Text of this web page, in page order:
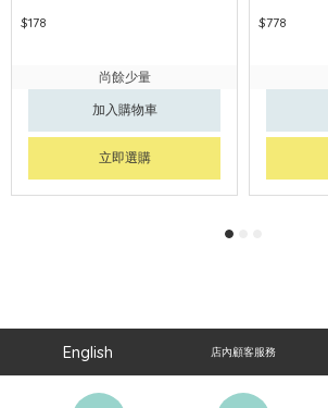
$178
尚餘少量
加入購物車
立即選購
$778
English 店內顧客服務